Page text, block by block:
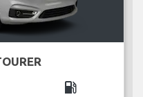
local_gas_station